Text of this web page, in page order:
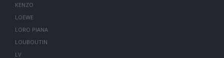
KENZO
LOEWE
LORO PIANA
LOUBOUTIN
LV